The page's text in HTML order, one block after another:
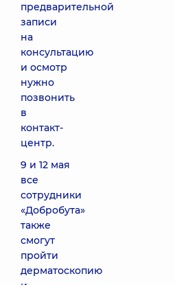
предварительной
записи
на
консультацию
и осмотр
нужно
позвонить
в
контакт-
центр.
9 и 12 мая
все
сотрудники
«Добробута»
также
смогут
пройти
дерматоскопию